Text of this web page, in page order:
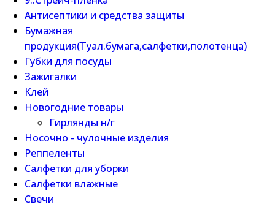
Антисептики и средства защиты
Бумажная
продукция(Туал.бумага,салфетки,полотенца)
Губки для посуды
Зажигалки
Клей
Новогодние товары
Гирлянды н/г
Носочно - чулочные изделия
Реппеленты
Салфетки для уборки
Салфетки влажные
Свечи